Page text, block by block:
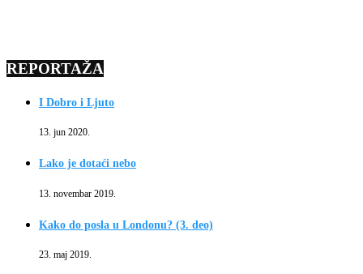
REPORTAŽA
I Dobro i Ljuto
13. jun 2020.
Lako je dotaći nebo
13. novembar 2019.
Kako do posla u Londonu? (3. deo)
23. maj 2019.